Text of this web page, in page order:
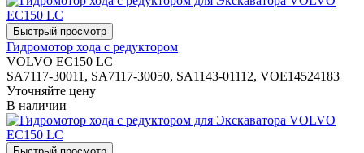
Гидромотор хода с редуктором
VOLVO EC150 LC
SA7117-30011, SA7117-30050, SA1143-01112, VOE14524183
Уточняйте цену
В наличии